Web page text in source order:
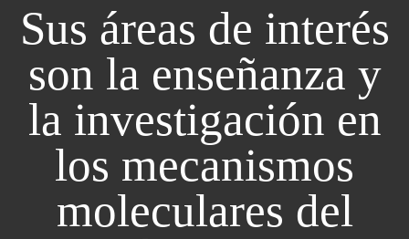
Sus áreas de interés
son la enseñanza y
la investigación en
los mecanismos
moleculares del